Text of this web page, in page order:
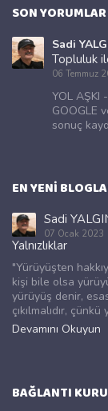
SON YORUMLAR
Sadi
Topluluk
06 Temmuz
YOL AŞKI
GOOGLE
sonuç
EN YENI
Sadi
07 Ocak 2023
Yalnızlıklar
"Yürüyüşten
kişi bile olsa
yürüyüş denir,
çıkılmalıdır,
Devamını Okuyun
BAĞLANTI